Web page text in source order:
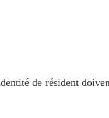
de résident